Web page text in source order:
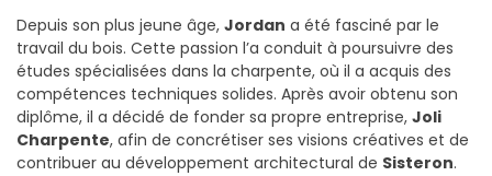
Depuis son plus jeune âge, Jordan a été fasciné par le
travail du bois. Cette passion l’a conduit à poursuivre des
études spécialisées dans la charpente, où il a acquis des
compétences techniques solides. Après avoir obtenu son
diplôme, il a décidé de fonder sa propre entreprise, Joli
Charpente, afin de concrétiser ses visions créatives et de
contribuer au développement architectural de Sisteron.